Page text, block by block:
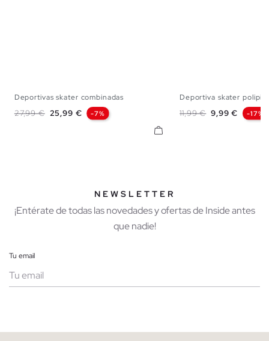
Deportivas skater combinadas
Precio base
27,99 € Precio
25,99 € -7%
39 42
Deportiva skater polipiel
Precio base
11,99 € Precio
9,99 € -17%
NEWSLETTER
¡Entérate de todas las novedades y ofertas de Inside antes
que nadie!
Tu email